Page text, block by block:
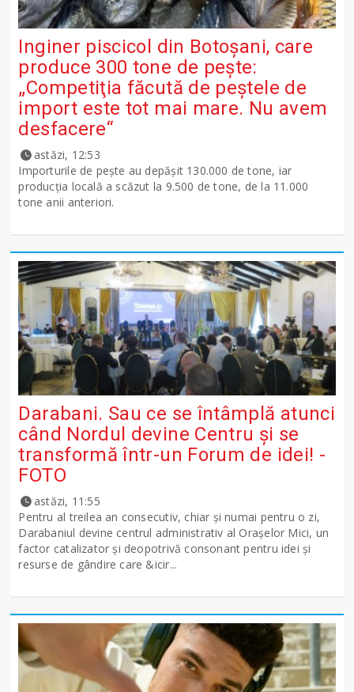
Inginer piscicol din Botoşani, care
produce 300 tone de peşte:
„Competiţia făcută de peştele de
import este tot mai mare. Nu avem
desfacere“
astăzi, 12:53
Importurile de peşte au depăşit 130.000 de tone, iar
producţia locală a scăzut la 9.500 de tone, de la 11.000
tone anii anteriori.
Darabani. Sau ce se întâmplă atunci
când Nordul devine Centru și se
transformă într-un Forum de idei! -
FOTO
astăzi, 11:55
Pentru al treilea an consecutiv, chiar și numai pentru o zi,
Darabaniul devine centrul administrativ al Orașelor Mici, un
factor catalizator și deopotrivă consonant pentru idei și
resurse de gândire care &icir...